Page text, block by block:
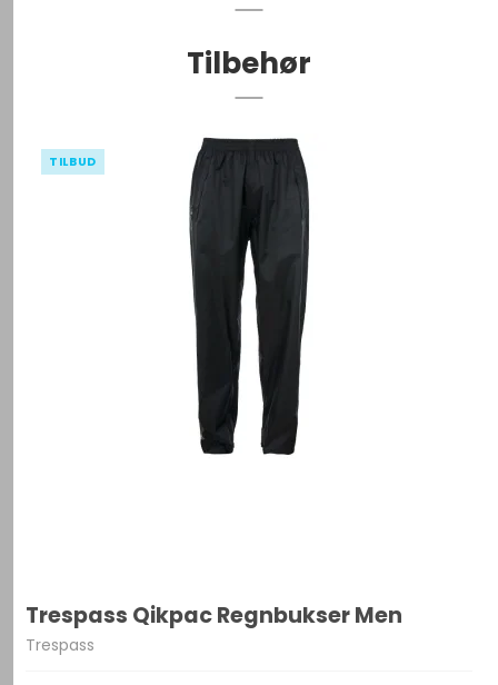
Tilbehør
TILBUD
Trespass Qikpac Regnbukser Men
Trespass